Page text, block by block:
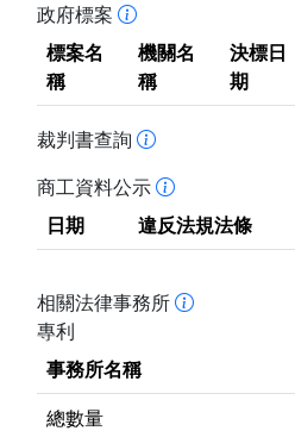
政府標案
標案名
稱
機關名
稱
決標日
期
裁判書查詢
商工資料公示
日期
違反法規法條
相關法律事務所
專利
事務所名稱
總數量